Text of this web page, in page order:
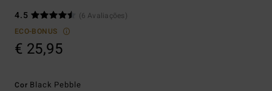
4.5
(6 Avaliações)
ECO-BONUS
€ 25,95
Cor Black Pebble